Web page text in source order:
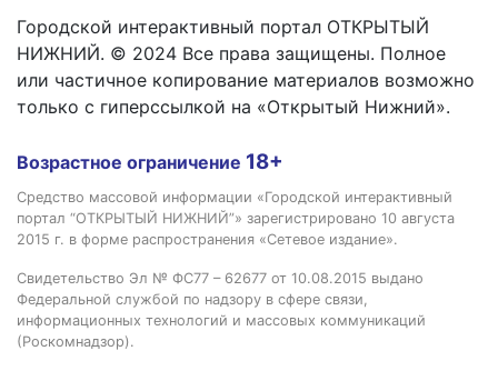
Городской интерактивный портал ОТКРЫТЫЙ
НИЖНИЙ. © 2024 Все права защищены. Полное
или частичное копирование материалов возможно
только с гиперссылкой на «Открытый Нижний».
Возрастное ограничение 18+
Средство массовой информации «Городской интерактивный
портал “ОТКРЫТЫЙ НИЖНИЙ”» зарегистрировано 10 августа
2015 г. в форме распространения «Сетевое издание».
Свидетельство Эл № ФС77 – 62677 от 10.08.2015 выдано
Федеральной службой по надзору в сфере связи,
информационных технологий и массовых коммуникаций
(Роскомнадзор).